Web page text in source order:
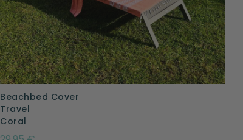
Beachbed Cover
Travel
Coral